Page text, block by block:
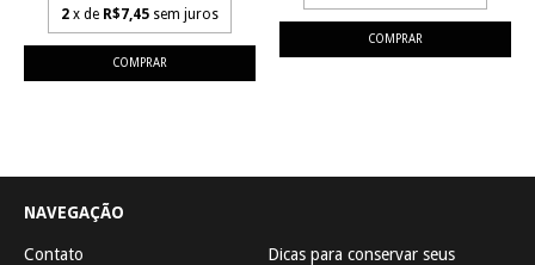
2 x de R$7,45 sem juros
NAVEGAÇÃO
Contato
Dicas para conservar seus